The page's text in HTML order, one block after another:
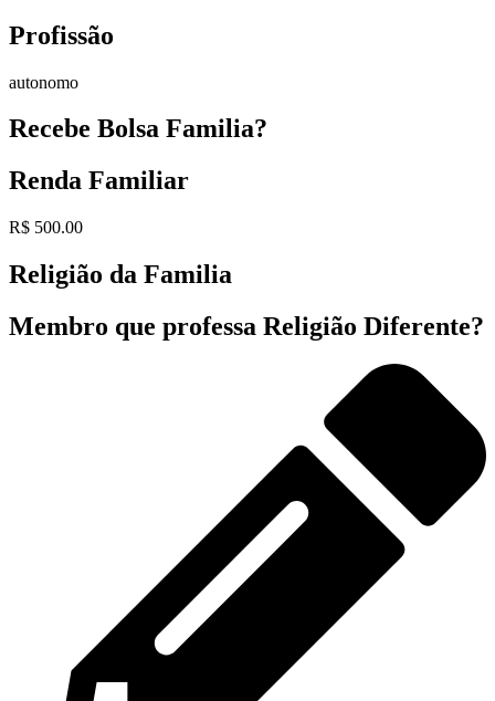
Profissão
autonomo
Recebe Bolsa Familia?
Renda Familiar
R$ 500.00
Religião da Familia
Membro que professa Religião Diferente?